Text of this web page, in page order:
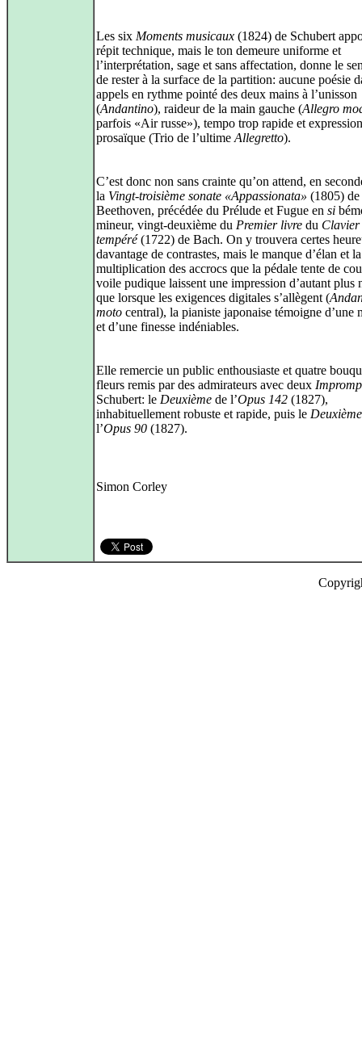
Les six Moments musicaux (1824) de Schubert
répit technique, mais le ton demeure uniforme et
l’interprétation, sage et sans affectation, donne le
de rester à la surface de la partition: aucune poésie
appels en rythme pointé des deux mains à l’unisson
(Andantino), raideur de la main gauche (Allegro
parfois «Air russe»), tempo trop rapide et expression
prosaïque (Trio de l’ultime Allegretto).
C’est donc non sans crainte qu’on attend, en
la Vingt-troisième sonate «Appassionata» (1805) de
Beethoven, précédée du Prélude et Fugue en si
mineur, vingt-deuxième du Premier livre du Clavier
tempéré(1722) de Bach. On y trouvera certes
davantage de contrastes, mais le manque d’élan et la
multiplication des accrocs que la pédale tente de
voile pudique laissent une impression d’autant plus
que lorsque les exigences digitales s’allègent (
moto central), la pianiste japonaise témoigne d’une
et d’une finesse indéniables.
Elle remercie un public enthousiaste et quatre
fleurs remis par des admirateurs avec deux
Schubert: le Deuxième de l’Opus 142 (1827),
inhabituellement robuste et rapide, puis le Deuxième
l’Opus 90 (1827).
Simon Corley